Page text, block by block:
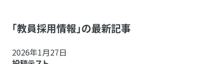
「教員採用情報」の最新記事
2026年1月27日